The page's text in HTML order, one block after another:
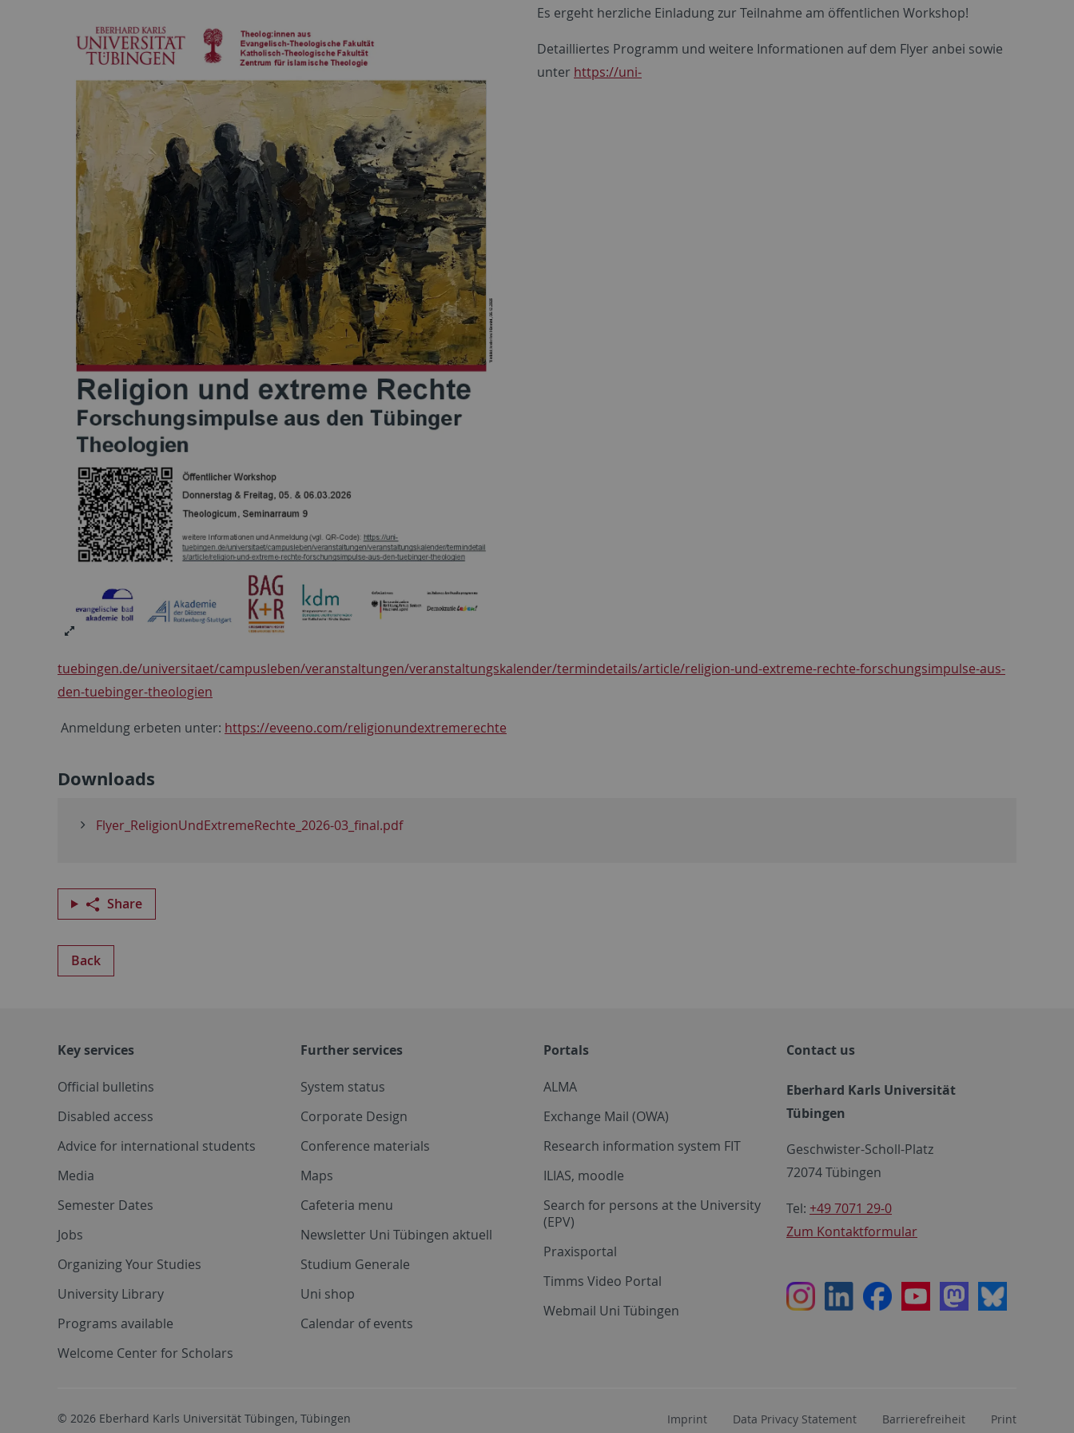
Es ergeht herzliche Einladung zur Teilnahme am öffentlichen Workshop!
Detailliertes Programm und weitere Informationen auf dem Flyer anbei sowie
unter https://uni-
tuebingen.de/universitaet/campusleben/veranstaltungen/veranstaltungskalender/termindetails/article/religion-und-extreme-rechte-forschungsimpulse-aus-
den-tuebinger-theologien
Anmeldung erbeten unter: https://eveeno.com/religionundextremerechte
Downloads
Flyer_ReligionUndExtremeRechte_2026-03_final.pdf
Share
Back
Key services
Official bulletins
Disabled access
Advice for international students
Media
Semester Dates
Jobs
Organizing Your Studies
University Library
Programs available
Welcome Center for Scholars
Further services
System status
Corporate Design
Conference materials
Maps
Cafeteria menu
Newsletter Uni Tübingen aktuell
Studium Generale
Uni shop
Calendar of events
Portals
ALMA
Exchange Mail (OWA)
Research information system FIT
ILIAS, moodle
Search for persons at the University
(EPV)
Praxisportal
Timms Video Portal
Webmail Uni Tübingen
Contact us
Eberhard Karls Universität
Tübingen
Geschwister-Scholl-Platz
72074 Tübingen
Tel: +49 7071 29-0
Zum Kontaktformular
InstagramLinkedInFacebookYoutubeMastodon
Bluesky
© 2026 Eberhard Karls Universität Tübingen, Tübingen Imprint Data Privacy Statement Barrierefreiheit Print